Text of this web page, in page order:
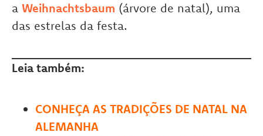
a Weihnachtsbaum (árvore de natal), uma
das estrelas da festa.
Leia também:
CONHEÇA AS TRADIÇÕES DE NATAL NA
ALEMANHA